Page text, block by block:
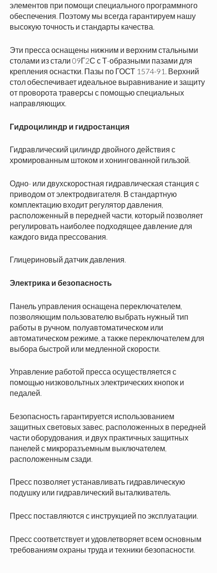
элементов при помощи специального программного
обеспечения. Поэтому мы всегда гарантируем нашу
высокую точность и стандарты качества.
Эти пресса оснащены нижним и верхним стальными
столами из стали 09Г2С с Т-образными пазами для
крепления оснастки. Пазы по ГОСТ 1574-91. Верхний
стол обеспечивает идеальное выравнивание и защиту
от проворота траверсы с помощью специальных
направляющих.
Гидроцилиндр и гидростанция
Гидравлический цилиндр двойного действия с
хромированным штоком и хонингованной гильзой.
Одно- или двухскоростная гидравлическая станция с
приводом от электродвигателя. В стандартную
комплектацию входит регулятор давления,
расположенный в передней части, который позволяет
регулировать наиболее подходящее давление для
каждого вида прессования.
Глицериновый датчик давления.
Электрика и безопасность
Панель управления оснащена переключателем,
позволяющим пользователю выбрать нужный тип
работы в ручном, полуавтоматическом или
автоматическом режиме, а также переключателем для
выбора быстрой или медленной скорости.
Управление работой пресса осуществляется с
помощью низковольтных электрических кнопок и
педалей.
Безопасность гарантируется использованием
защитных световых завес, расположенных в передней
части оборудования, и двух практичных защитных
панелей с микроразъемным выключателем,
расположенным сзади.
Пресс позволяет устанавливать гидравлическую
подушку или гидравлический выталкиватель.
Пресс поставляются с инструкцией по эксплуатации.
Пресс соответствует и удовлетворяет всем основным
требованиям охраны труда и техники безопасности.